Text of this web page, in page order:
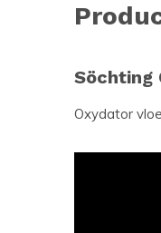
Söchting
Oxydator